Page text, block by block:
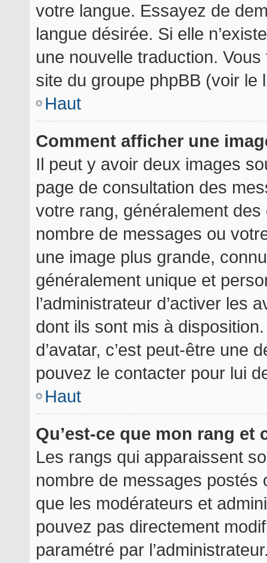
votre langue. Essayez de
langue désirée. Si elle
une nouvelle traduction.
site du groupe phpBB (voir le
Haut
Comment afficher une
Il peut y avoir deux images
page de consultation des
votre rang, généralement
nombre de messages ou
une image plus grande,
généralement unique et
l’administrateur d’activer les
dont ils sont mis à
d’avatar, c’est peut-être une
pouvez le contacter pour lui
Haut
Qu’est-ce que mon rang
Les rangs qui apparaissent
nombre de messages postés
que les modérateurs et
pouvez pas directement
paramétré par